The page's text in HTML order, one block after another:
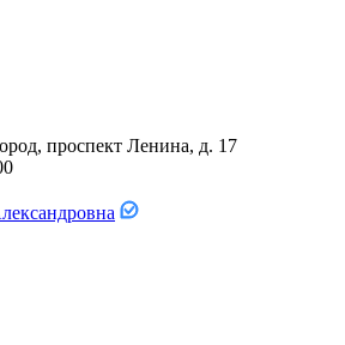
проспект Ленина, д. 17